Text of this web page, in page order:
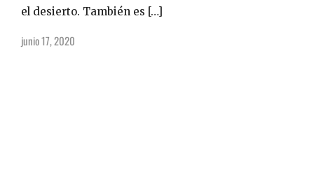
el desierto. También es […]
junio 17, 2020